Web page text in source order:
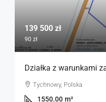
139 500 zł
90 zł
Działka z warunkami
Tychnowy, Polska
1550.00 m²